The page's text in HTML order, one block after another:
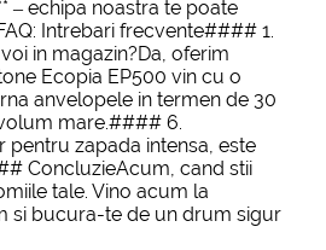
– echipa noastra te poate
Intrebari frecvente#### 1.
in magazin?Da, oferim
Ecopia EP500 vin cu o
anvelopele in termen de 30
mare.#### 6.
zapada intensa, este
ConcluzieAcum, cand stii
tale. Vino acum la
si bucura-te de un drum sigur